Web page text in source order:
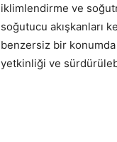
iklimlendirme ve
soğutucu akışkanları
benzersiz bir konumda
yetkinliği ve